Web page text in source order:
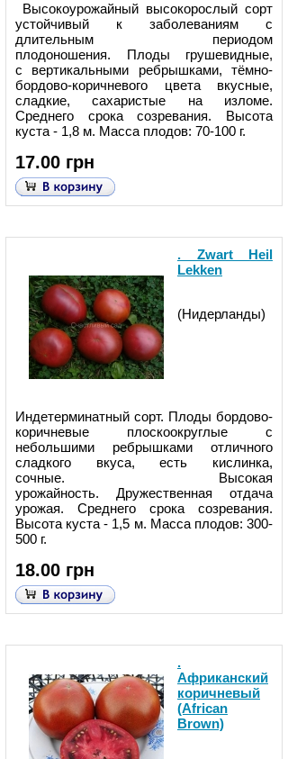
Высокоурожайный высокорослый сорт
устойчивый к заболеваниям с
длительным периодом
плодоношения. Плоды грушевидные,
с вертикальными ребрышками, тёмно-
бордово-коричневого цвета вкусные,
сладкие, сахаристые на изломе.
Среднего срока созревания. Высота
куста - 1,8 м. Масса плодов: 70-100 г.
17.00 грн
. Zwart Heil
Lekken
(Нидерланды)
Индетерминатный сорт. Плоды бордово-
коричневые плоскоокруглые с
небольшими ребрышками отличного
сладкого вкуса, есть кислинка,
сочные. Высокая
урожайность. Дружественная отдача
урожая. Среднего срока созревания.
Высота куста - 1,5 м. Масса плодов: 300-
500 г.
18.00 грн
.
Африканский
коричневый
(African
Brown)